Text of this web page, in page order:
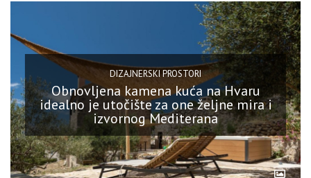
DIZAJNERSKI PROSTORI
Obnovljena kamena kuća na Hvaru
idealno je utočište za one željne mira i
izvornog Mediterana